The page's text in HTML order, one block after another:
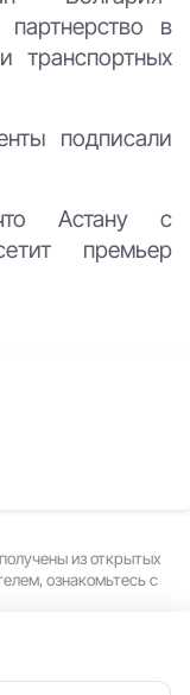
в
транспортных
подписали
Астану с
премьер
из открытых
ознакомьтесь с